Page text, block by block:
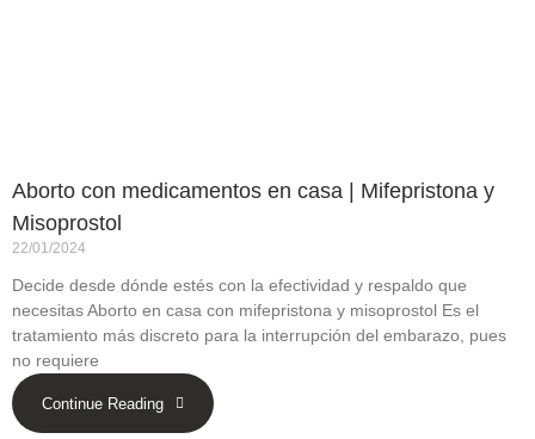
Aborto con medicamentos en casa | Mifepristona y
Misoprostol
22/01/2024
Decide desde dónde estés con la efectividad y respaldo que
necesitas Aborto en casa con mifepristona y misoprostol Es el
tratamiento más discreto para la interrupción del embarazo, pues
no requiere
Continue Reading